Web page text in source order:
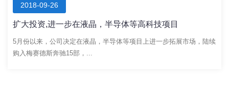
2018-09-26
扩大投资,进一步在液晶，半导体等高科技项目
5月份以来，公司决定在液晶，半导体等项目上进一步拓展市场，陆续
购入梅赛德斯奔驰15部，...